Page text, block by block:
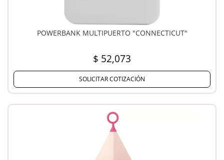
POWERBANK MULTIPUERTO "CONNECTICUT"
$ 52,073
SOLICITAR COTIZACIÓN